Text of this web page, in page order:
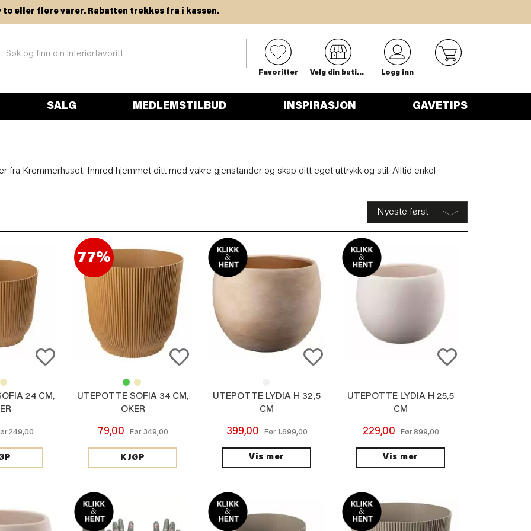
flere varer. Rabatten trekkes fra i kassen.
0
Favoritter Velg din butikk Logg inn
SALG MEDLEMSTILBUD INSPIRASJON GAVETIPS
fra Kremmerhuset. Innred hjemmet ditt med vakre gjenstander og skap ditt eget uttrykk og stil. Alltid enkel
24 CM,
249,00
77%
UTEPOTTE SOFIA 34 CM,
OKER
79,00 Før 349,00
KJØP
UTEPOTTE LYDIA H 32,5
CM
399,00 Før 1.699,00
Vis mer
UTEPOTTE LYDIA H 25,5
CM
229,00 Før899,00
Vis mer